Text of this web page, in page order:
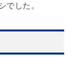
でした。